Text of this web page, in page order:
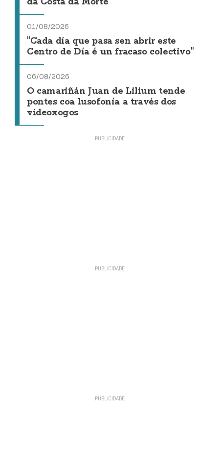
01/08/2026
"Cada día que pasa sen abrir este
Centro de Día é un fracaso colectivo"
06/08/2026
O camariñán Juan de Lilium tende
pontes coa lusofonía a través dos
videoxogos